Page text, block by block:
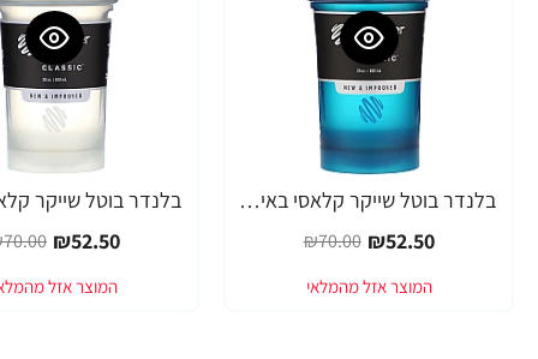
-25%
בלנדר בוטל שייקר קלאסי באיכות גבוהה כדורים עם קפיץ - אוקיינוס כחול - 590 מ"ל - Blender Bottle
₪52.50
₪70.00
-25%
₪52.50